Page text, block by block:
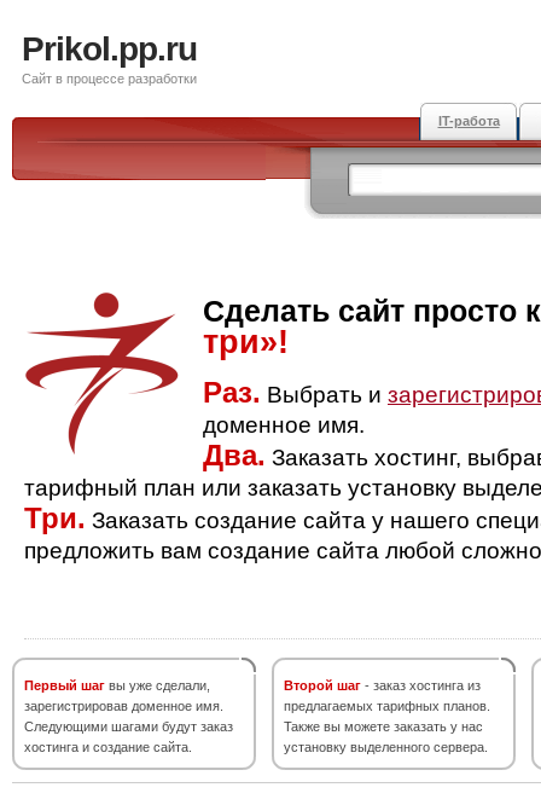
Prikol.pp.ru
Сайт в процессе разработки
IT-работа
Сделать сайт просто
три»!
Раз. Выбрать и
доменное имя.
Два. Заказать хостинг,
тарифный план или заказать установку
Три. Заказать создание сайта у нашего
предложить вам создание сайта любой
Первый шаг вы уже сделали,
зарегистрировав доменное имя.
Следующими шагами будут заказ
хостинга и создание сайта.
Второй шаг - заказ хостинга из
предлагаемых тарифных планов.
Также вы можете заказать у нас
установку выделенного сервера.